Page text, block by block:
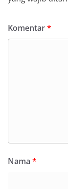
Komentar*
Nama *